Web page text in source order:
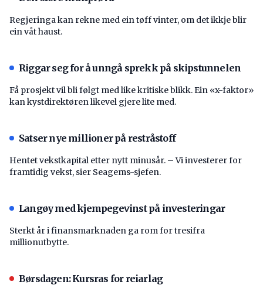
Regjeringa kan rekne med ein tøff vinter, om det ikkje blir
ein våt haust.
Riggar seg for å unngå sprekk på skipstunnelen
Få prosjekt vil bli følgt med like kritiske blikk. Ein «x-faktor»
kan kystdirektøren likevel gjere lite med.
Satser nye millioner på restråstoff
Hentet vekstkapital etter nytt minusår. – Vi investerer for
framtidig vekst, sier Seagems-sjefen.
Langøy med kjempegevinst på investeringar
Sterkt år i finansmarknaden ga rom for tresifra
millionutbytte.
Børsdagen: Kursras for reiarlag